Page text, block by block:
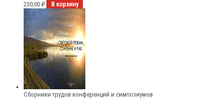
230,00 ₽ В корзину
Сборники трудов конференций и симпозиумов